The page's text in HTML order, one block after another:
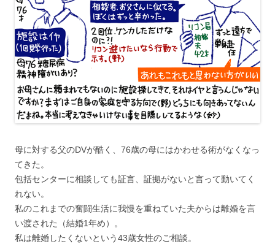
母に対する父のDVが酷く、76歳の母にはかわせる術がなくなっ
てきた。
包括センターに相談しても証言、証拠がないと言って動いてく
れない。
私のこれまでの奮闘生活に我慢を重ねていた夫からは離婚を言
い渡された（結婚1年め）。
私は離婚したくないという43歳女性のご相談。